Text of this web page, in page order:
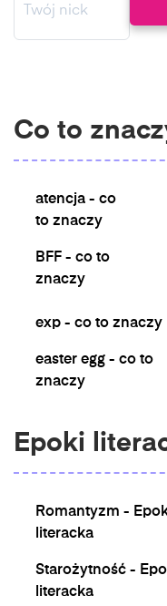
Co to
atencja - co
to znaczy
BFF - co to
znaczy
exp - co to znaczy
easter egg - co to
znaczy
Epoki
Romantyzm -
literacka
Starożytność -
literacka